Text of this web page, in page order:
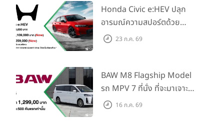
คลูซีฟ จำนวนจำกัดเพียง 100 สิทธิ์เท่านั้น ในการสัมผัส Honda
City ใหม่ ก่อนใครพร้อมสนุกไปกับมินิคอนเสิร์ตจากพรีเซนเตอร์
แรปเปอร์สาวอย่างใกล้ชิด ณ บริเวณ Outdoor Square B
ศูนย์การค้าเซ็นทรัลเวิลด์ ผู้สนใจสามารถสมัครเข้าร่วมกิจกรรมได้
ระหว่างวันที่ 5 – 16 มิถุนายน 2569 ผ่าน LINE Official
Account: @honda-thailand
Honda Civic e:HEV ปลุก
อารมณ์ความสปอร์ตด้วย
Honda S+ Shift ครั้งแรกใน
Traffic Monitor เพียงจอง
ภายใน 31 ก.ค. 2569 รับบัตร
น้ำมันมูลค่า 10,000 บาท
23 ก.ค. 69
BAW M8 Flagship Model
รถ MPV 7 ที่นั่ง ที่จะมาเจาะ
ตลาดครอบครัวและองค์กรยุค
16 ก.ค. 69